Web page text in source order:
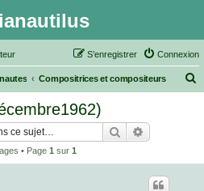
Connexion
S’enregistrer
Compositrices et compositeurs
Rechercher
• Page 1 sur 1